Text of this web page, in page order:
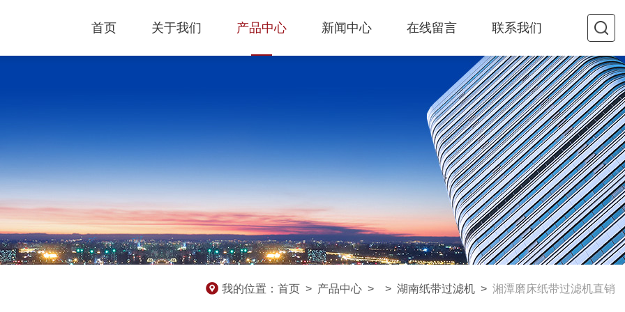
首页 关于我们 产品中心 新闻中心 在线留言 联系我们
我的位置： 首页 > 产品中心 > > 湖南纸带过滤机 > 湘潭磨床纸带过滤机直销